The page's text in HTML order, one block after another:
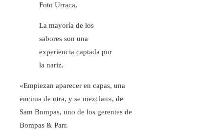
Foto Urraca,
La mayoría de los
sabores son una
experiencia captada por
la nariz.
«Empiezan aparecer en capas, una
encima de otra, y se mezclan», de
Sam Bompas, uno de los gerentes de
Bompas & Parr.